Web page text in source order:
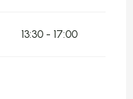
13:30 - 17:00